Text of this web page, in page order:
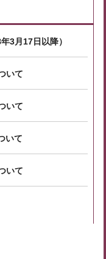
3月17日以降）
いて
いて
いて
いて